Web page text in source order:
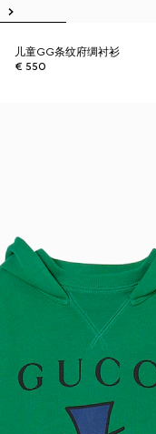
儿童GG条纹府绸衬衫
€ 550